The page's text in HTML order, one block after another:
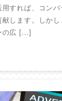
すれば、コン
します。しか
の広 […]